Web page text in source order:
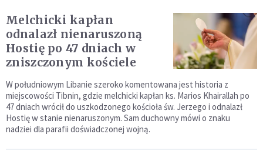
Melchicki kapłan
odnalazł nienaruszoną
Hostię po 47 dniach w
zniszczonym kościele
W południowym Libanie szeroko komentowana jest historia z
miejscowości Tibnin, gdzie melchicki kapłan ks. Marios Khairallah po
47 dniach wrócił do uszkodzonego kościoła św. Jerzego i odnalazł
Hostię w stanie nienaruszonym. Sam duchowny mówi o znaku
nadziei dla parafii doświadczonej wojną.